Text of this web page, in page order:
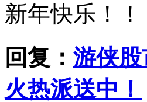
新年快乐！
回复： 游侠
火热派送中！